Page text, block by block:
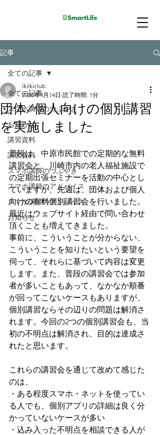
記事
全ての記事
スマホ講師のつぶやき
お知らせ
講習資料
講習資料
スマホ講師のつぶやき
スマホ講師のアドバイス
スマホ講師のアドバイス
お知らせ
全ての記事
団体/個人向けの個別講習
を実施しました
ikiikiclub
2020年4月14日 読了時間: 1分
普段は、中原市民館での定期的な無料
講習会と、川崎市内の老人福祉施設で
の定期出張セミナーを活動の中心とし
ていますが、先週は、団体および個人
向けの有料個別講習会を行いました。
最近はウェブサイト経由で問い合わせ
頂くことも増えてきました。
事前に、こういうことが分からない、
こういうことを知りたいという要望を
伺って、それらに基づいて内容は変更
します。また、普段の講習会では参加
者が多いこともあって、なかなか順番
が回ってこないケースもありますが、
個別講習ならその辺りの問題は解消さ
れます。今回の2つの個別講習会も、当
初の不明点は解消され、目的は達成さ
れたと思います。
これらの講習会を通じて改めて感じた
のは、
・ある程度スマホ・ネットを使ってい
る人でも、個別アプリの詳細は良く分
かっていないケースが多い
・込み入った不明点を相談できる人が